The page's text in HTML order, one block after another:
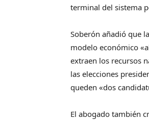
terminal del sistema
Soberón añadió que
modelo económico
extraen los recursos
las elecciones
queden «dos
El abogado también